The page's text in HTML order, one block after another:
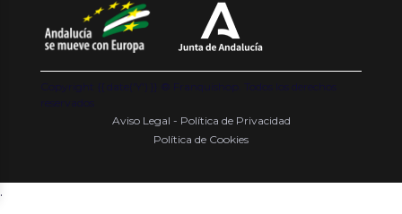
Copyright {{ date('Y') }} ® Franquishop. Todos los derechos
reservados
Aviso Legal - Política de Privacidad
Política de Cookies
.